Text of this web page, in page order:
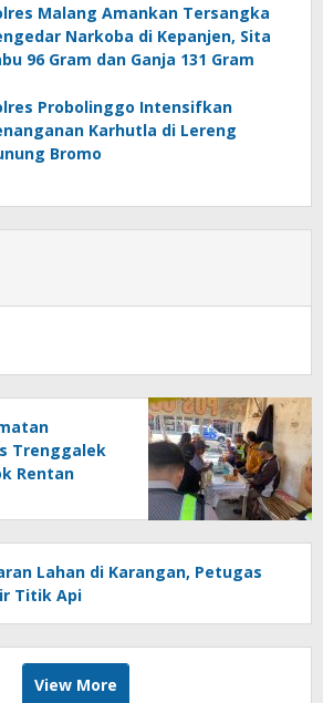
Malang Amankan Tersangka
Narkoba di Kepanjen, Sita
96 Gram dan Ganja 131 Gram
Probolinggo Intensifkan
Karhutla di Lereng
Bromo
Trenggalek
Rentan
Lahan di Karangan, Petugas
Titik Api
View More